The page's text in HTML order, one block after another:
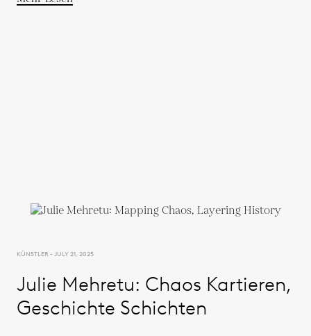
KÜNSTLER - JULY 21, 2025
Julie Mehretu: Chaos Kartieren,
Geschichte Schichten